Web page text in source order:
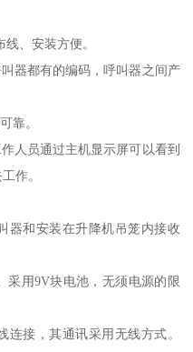
、安装方便。
器都有的编码，呼叫器之间产
靠。
人员通过主机显示屏可以看到
作。
器和安装在升降机吊笼内接收
采用9V块电池，无须电源的限
接，其通讯采用无线方式。